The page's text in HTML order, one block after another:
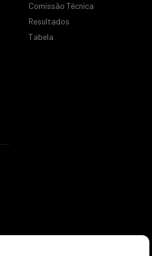
Comissão Técnica
Resultados
Tabela